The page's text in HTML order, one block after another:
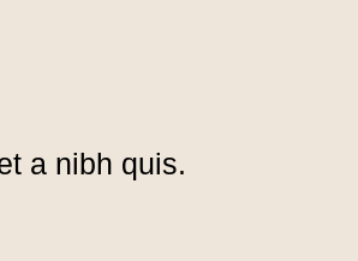
a nibh quis.